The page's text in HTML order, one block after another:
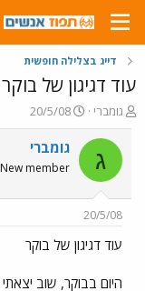
דייג בצלילה חופשית
עוד דגיגון של בוקר
פ
ו
ת
ח
ה
ש
א
גומברי
פ
ו
ר
ם
ר
20/5/08
ג גומברי
New member
20/5/08
עוד דגיגון של בוקר